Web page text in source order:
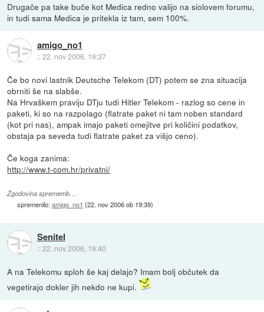
Drugače pa take buče kot Medica redno valijo na siolovem forumu,
in tudi sama Medica je pritekla iz tam, sem 100%.
amigo_no1
::22. nov 2006, 19:37
Če bo novi lastnik Deutsche Telekom (DT) potem se zna situacija
obrniti še na slabše.
Na Hrvaškem praviju DTju tudi Hitler Telekom - razlog so cene in
paketi, ki so na razpolago (flatrate paket ni tam noben standard
(kot pri nas), ampak imajo paketi omejitve pri količini podatkov,
obstaja pa seveda tudi flatrate paket za višjo ceno).
Če koga zanima:
http://www.t-com.hr/privatni/
Zgodovina sprememb…
spremenilo:amigo_no1 (22. nov 2006 ob 19:39)
Senitel
::22. nov 2006, 19:40
A na Telekomu sploh še kaj delajo? Imam bolj občutek da
vegetirajo dokler jih nekdo ne kupi.